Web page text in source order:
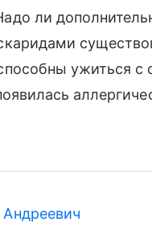
ли
ужиться